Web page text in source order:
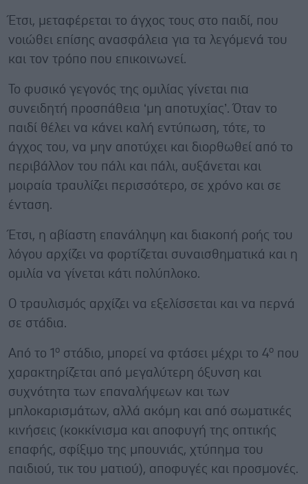
Έτσι, μεταφέρεται το άγχος τους στο παιδί, που
νοιώθει επίσης ανασφάλεια για τα λεγόμενά του
και τον τρόπο που επικοινωνεί.
Το φυσικό γεγονός της ομιλίας γίνεται πια
συνειδητή προσπάθεια ‘μη αποτυχίας’. Όταν το
παιδί θέλει να κάνει καλή εντύπωση, τότε, το
άγχος του, να μην αποτύχει και διορθωθεί από το
περιβάλλον του πάλι και πάλι, αυξάνεται και
μοιραία τραυλίζει περισσότερο, σε χρόνο και σε
ένταση.
Έτσι, η αβίαστη επανάληψη και διακοπή ροής του
λόγου αρχίζει να φορτίζεται συναισθηματικά και η
ομιλία να γίνεται κάτι πολύπλοκο.
Ο τραυλισμός αρχίζει να εξελίσσεται και να περνά
σε στάδια.
Από το 1 ο στάδιο, μπορεί να φτάσει μέχρι το 4ο που
χαρακτηρίζεται από μεγαλύτερη όξυνση και
συχνότητα των επαναλήψεων και των
μπλοκαρισμάτων, αλλά ακόμη και από σωματικές
κινήσεις (κοκκίνισμα και αποφυγή της οπτικής
επαφής, σφίξιμο της μπουνιάς, χτύπημα του
παιδιού, τικ του ματιού), αποφυγές και προσμονές.